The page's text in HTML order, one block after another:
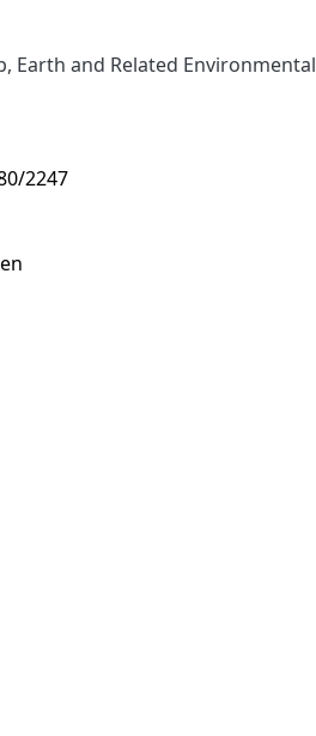
, Earth and Related Environmental
2247